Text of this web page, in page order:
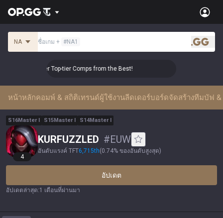
NA ชื่อเกม + #NA1
.gg
👑 Master Top-tier Comps from the Best!
หน้าหลักคอมพ์ & สถิติเทรนด์ผู้ใช้งานลีดเดอร์บอร์ดจัดสร้างทีมบัฟ &
S16Master I S15Master I S14Master I
4
KURFUZZLED #EUW
อันดับแรงค์ TFT6,715th(0.74% ของอันดับสูงสุด)
อัปเดต
อัปเดตล่าสุด:1 เดือนที่ผ่านมา